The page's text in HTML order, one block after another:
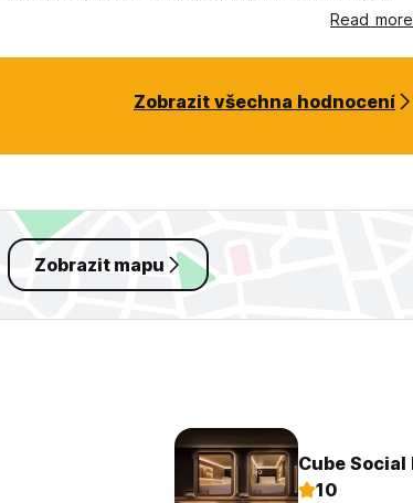
onsite - check in and open your room with yourRead more
Zobrazit všechna hodnocení
Zobrazit mapu
Cube
10